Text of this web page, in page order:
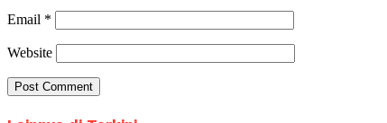
Email *
Website